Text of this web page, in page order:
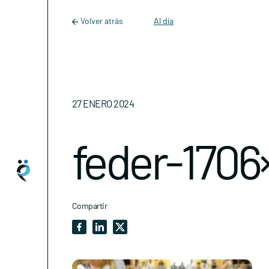
Main Navigation
Volver atrás Al día
27 ENERO 2024
feder-
Compartir